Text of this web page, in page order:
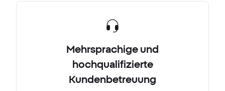
Mehrsprachige und
hochqualifizierte
Kundenbetreuung